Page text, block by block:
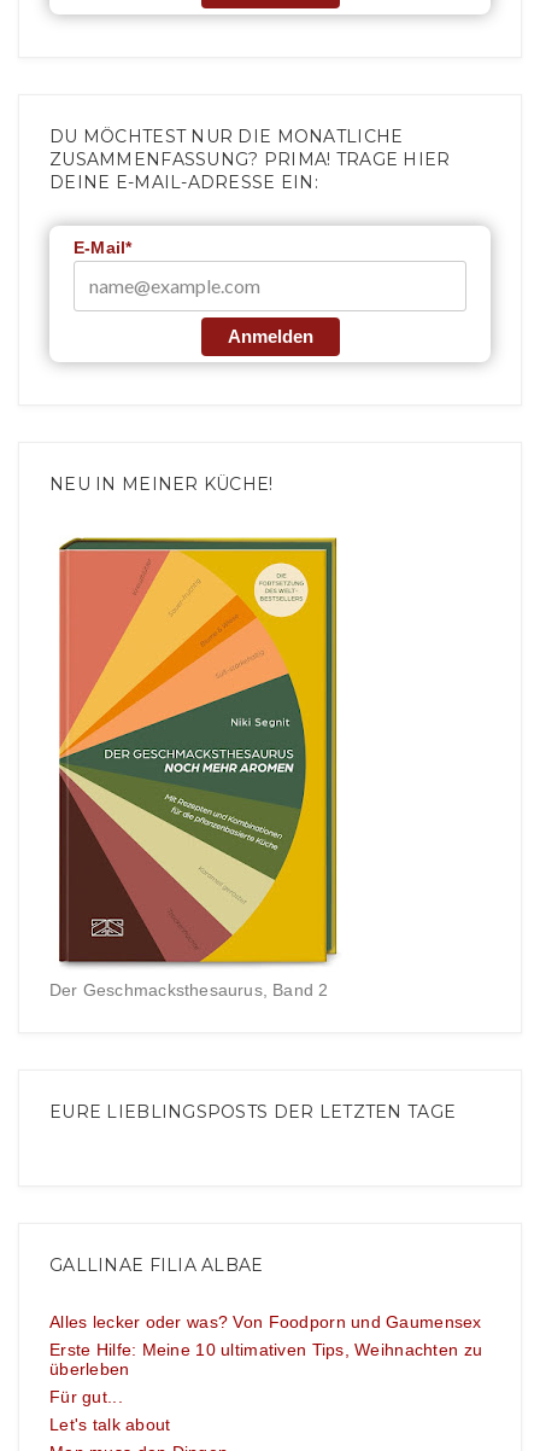
DU MÖCHTEST NUR DIE MONATLICHE
ZUSAMMENFASSUNG? PRIMA! TRAGE HIER
DEINE E-MAIL-ADRESSE EIN:
E-Mail*
Anmelden
NEU IN MEINER KÜCHE!
Der Geschmacksthesaurus, Band 2
EURE LIEBLINGSPOSTS DER LETZTEN TAGE
GALLINAE FILIA ALBAE
Alles lecker oder was? Von Foodporn und Gaumensex
Erste Hilfe: Meine 10 ultimativen Tips, Weihnachten zu
überleben
Für gut...
Let's talk about